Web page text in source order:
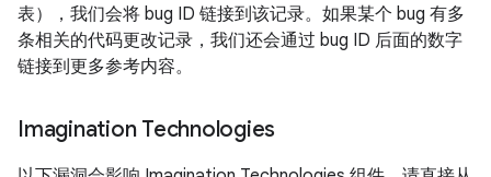
表），我们会将 bug ID 链接到该记录。如果某个 bug 有多
条相关的代码更改记录，我们还会通过 bug ID 后面的数字
链接到更多参考内容。
Imagination Technologies